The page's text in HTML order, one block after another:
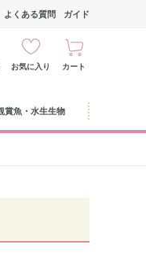
よくある質問 ガイド
お気に入り カート
賞魚・水生生物